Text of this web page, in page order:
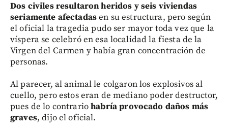
Dos civiles resultaron heridos y seis viviendas
seriamente afectadasen su estructura, pero según
el oficial la tragedia pudo ser mayor toda vez que la
víspera se celebró en esa localidad la fiesta de la
Virgen del Carmen y había gran concentración de
personas.
Al parecer, al animal le colgaron los explosivos al
cuello, pero estos eran de mediano poder destructor,
pues de lo contrariohabría provocado daños más
graves, dijo el oficial.